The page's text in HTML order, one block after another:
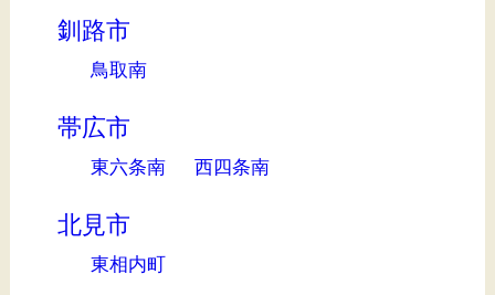
釧路市
鳥取南
帯広市
東六条南 西四条南
北見市
東相内町